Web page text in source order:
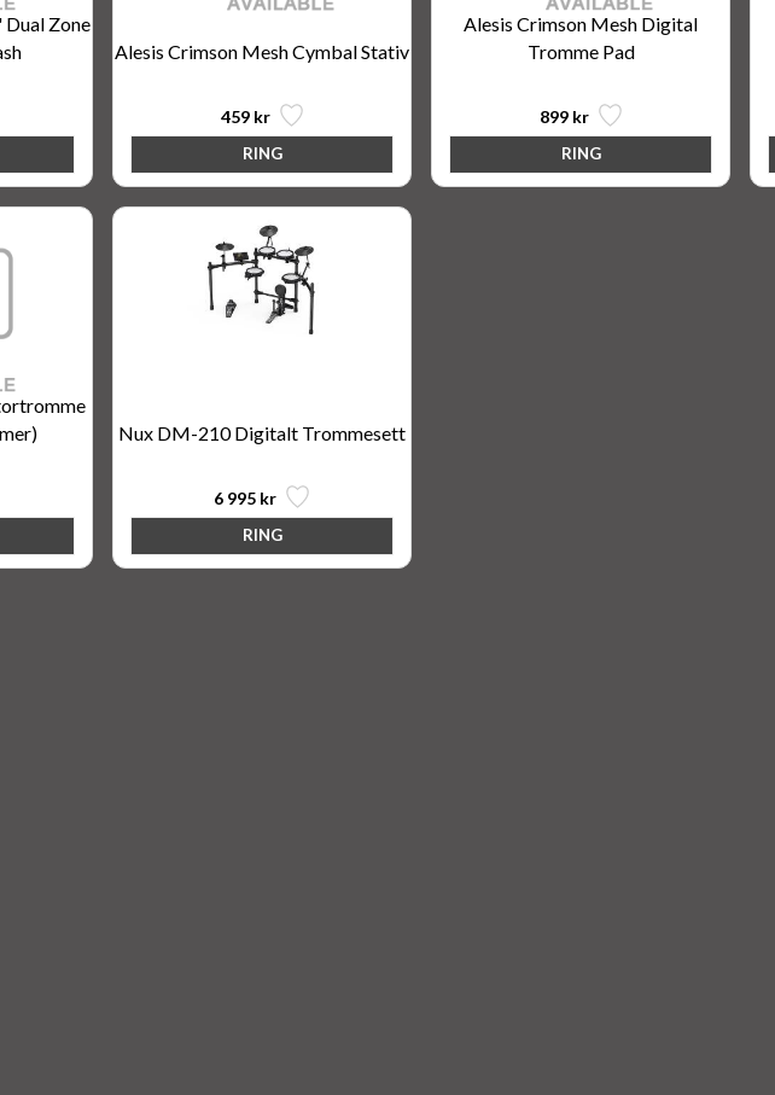
Dual Zone
Alesis Crimson Mesh Cymbal Stativ
459 kr
Alesis Crimson Mesh Digital
Tromme Pad
899 kr
Nux DM-210 Digitalt Trommesett
6 995 kr